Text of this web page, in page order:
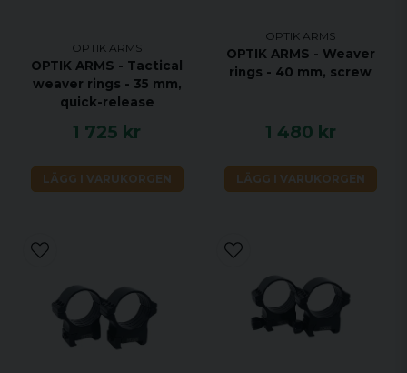
OPTIK ARMS
OPTIK ARMS - Tactical
weaver rings - 35 mm,
quick-release
1 725 kr
LÄGG I VARUKORGEN
OPTIK ARMS
OPTIK ARMS - Weaver
rings - 40 mm, screw
1 480 kr
LÄGG I VARUKORGEN